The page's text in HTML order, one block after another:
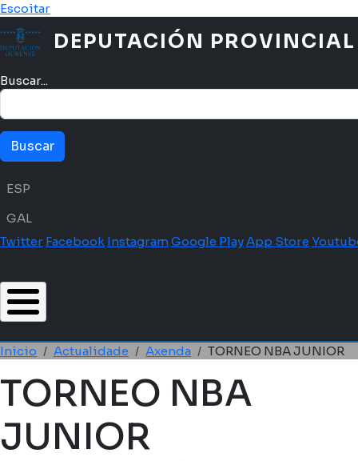
Ir o contido principal
Escoitar
DEPUTACIÓN PROVINCIAL
Buscar...
Menú idioma
ESP
GAL
Twitter Facebook InstagramGoogle PlayApp Store
Miga de pan
Inicio Actualidade Axenda TORNEO NBA JUNIOR
TORNEO NBA
JUNIOR